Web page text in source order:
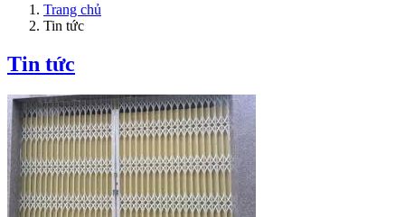
Trang chủ
Tin tức
Tin tức